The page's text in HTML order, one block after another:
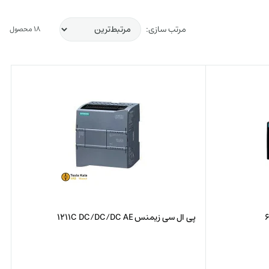
18 محصول مرتب سازی:
پی ال سی زیمنس 1211C DC/DC/DC AE